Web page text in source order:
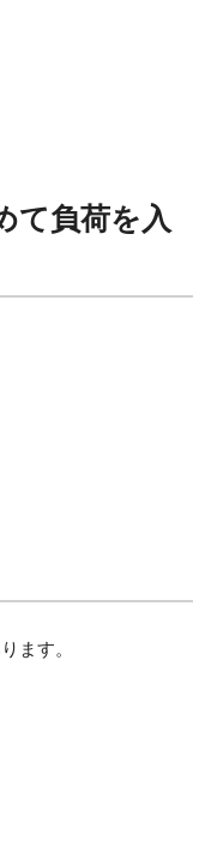
て負荷を入
ます。